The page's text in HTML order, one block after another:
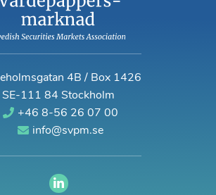
4B / Box 1426
SE-111 84 Stockholm
+46 8-56 26 07 00
info@svpm.se